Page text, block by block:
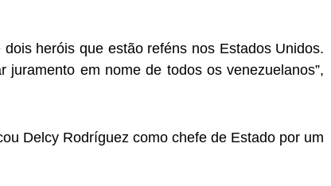
heróis que estão reféns nos Estados Unidos.
em nome de todos os venezuelanos”,
Delcy Rodríguez como chefe de Estado por um